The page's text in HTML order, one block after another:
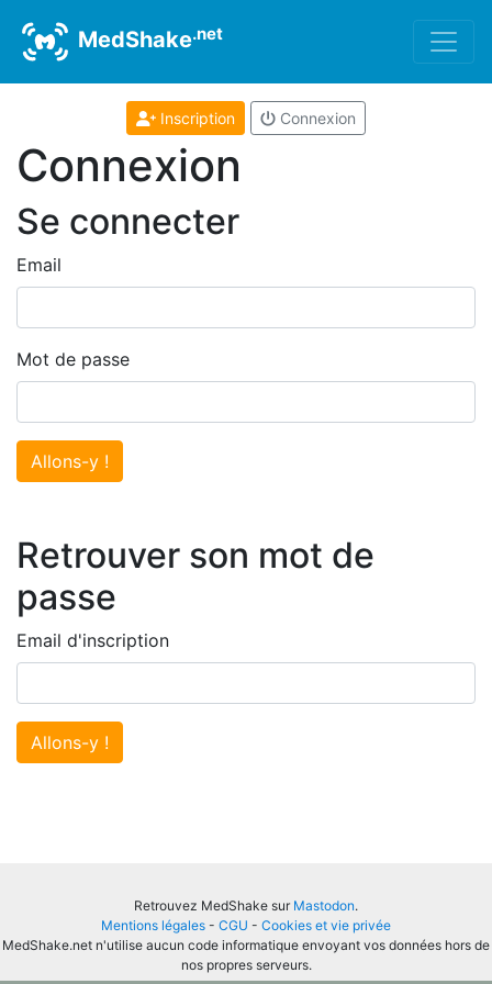
MedShake.net
Inscription Connexion
Connexion
Se connecter
Email
Mot de passe
Allons-y !
Retrouver son mot de
passe
Email d'inscription
Allons-y !
Retrouvez MedShake sur Mastodon.
Mentions légales - CGU - Cookies et vie privée
MedShake.net n'utilise aucun code informatique envoyant vos données hors de
nos propres serveurs.